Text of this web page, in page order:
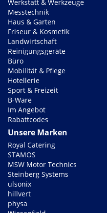
Werkstatt & Werkzeuge
Messtechnik
Haus & Garten
Friseur & Kosmetik
Landwirtschaft
Reinigungsgeräte
Büro
Mobilität & Pflege
Hotellerie
Sport & Freizeit
B-Ware
Im Angebot
Rabattcodes
Unsere Marken
Royal Catering
STAMOS
MSW Motor Technics
Steinberg Systems
ulsonix
hillvert
physa